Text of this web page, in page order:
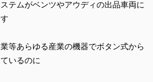
テムがベンツやアウディの出品車両に
等あらゆる産業の機器でボタン式から
いるのに